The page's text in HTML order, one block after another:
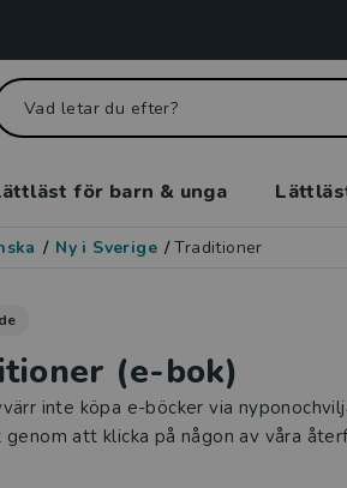
för barn & unga
/ Ny i Sverige / Traditioner
(e-bok)
inte köpa e-böcker via
genom att klicka på någon av våra